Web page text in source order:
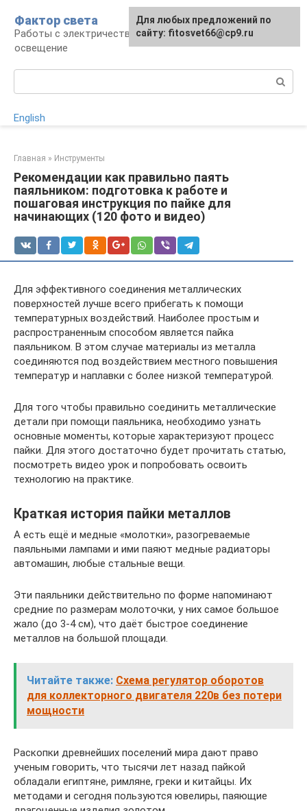
контенту
Фактор света
Работы с электричеством, электроприборы и
освещение
English
Главная » Инструменты
Рекомендации как правильно паять
паяльником: подготовка к работе и
пошаговая инструкция по пайке для
начинающих (120 фото и видео)
Для эффективного соединения металлических
поверхностей лучше всего прибегать к помощи
температурных воздействий. Наиболее простым и
распространенным способом является пайка
паяльником. В этом случае материалы из металла
соединяются под воздействием местного повышения
температур и наплавки с более низкой температурой.
Для того чтобы правильно соединить металлические
детали при помощи паяльника, необходимо узнать
основные моменты, которые характеризуют процесс
пайки. Для этого достаточно будет прочитать статью,
посмотреть видео урок и попробовать освоить
технологию на практике.
Краткая история пайки металлов
А есть ещё и медные «молотки», разогреваемые
паяльными лампами и ими паяют медные радиаторы
автомашин, любые стальные вещи.
Эти паяльники действительно по форме напоминают
средние по размерам молоточки, у них самое большое
жало (до 3-4 см), что даёт быстрое соединение
металлов на большой площади.
Читайте также: Схема регулятор оборотов
для коллекторного двигателя 220в без потери
мощности
Раскопки древнейших поселений мира дают право
ученым говорить, что тысячи лет назад пайкой
обладали египтяне, римляне, греки и китайцы. Их
методами и сегодня пользуются ювелиры, паяющие
Для любых предложений по
сайту: fitosvet66@cp9.ru